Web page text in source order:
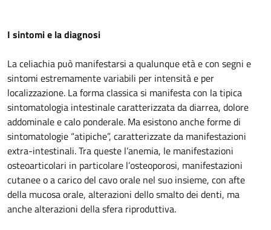
I sintomi e la diagnosi
La celiachia può manifestarsi a qualunque età e con segni e
sintomi estremamente variabili per intensità e per
localizzazione. La forma classica si manifesta con la tipica
sintomatologia intestinale caratterizzata da diarrea, dolore
addominale e calo ponderale. Ma esistono anche forme di
sintomatologie “atipiche”, caratterizzate da manifestazioni
extra-intestinali. Tra queste l’anemia, le manifestazioni
osteoarticolari in particolare l’osteoporosi, manifestazioni
cutanee o a carico del cavo orale nel suo insieme, con afte
della mucosa orale, alterazioni dello smalto dei denti, ma
anche alterazioni della sfera riproduttiva.